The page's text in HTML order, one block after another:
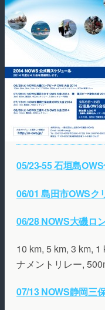
05/23-55 石垣島
06/01 島田市OWSク
06/28 NOWS大磯ロ
10 km, 5 km, 3 km,
ナメントリレー,
07/13 NOWS静岡三